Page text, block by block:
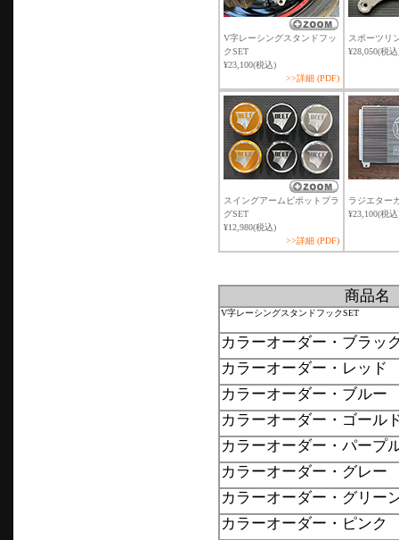
V字レーシングスタンドフッ
クSET
¥23,100(税込)
>>詳細 (PDF)
スポーツリ
¥28,050(税
スイングアームピポットプラ
グSET
¥12,980(税込)
>>詳細 (PDF)
ラジエター
¥23,100(税
商品名
V字レーシングスタンドフックSET
カラーオーダー・ブラッ
カラーオーダー・レッド
カラーオーダー・ブルー
カラーオーダー・ゴール
カラーオーダー・パープ
カラーオーダー・グレー
カラーオーダー・グリー
カラーオーダー・ピンク